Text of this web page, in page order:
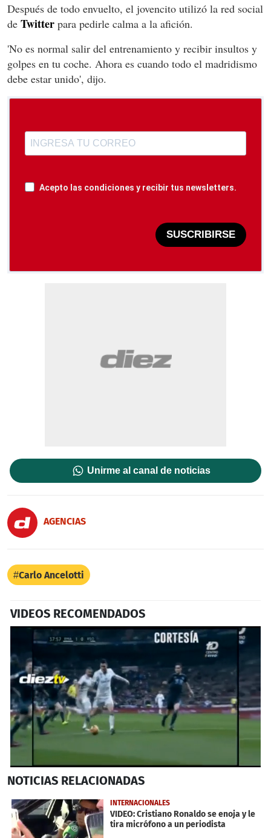
Después de todo envuelto, el jovencito utilizó la red social
de Twitter para pedirle calma a la afición.
'No es normal salir del entrenamiento y recibir insultos y
golpes en tu coche. Ahora es cuando todo el madridismo
debe estar unido', dijo.
Acepto las condiciones y recibir tus newsletters.
SUSCRIBIRSE
Unirme al canal de noticias
AGENCIAS
Carlo Ancelotti
VIDEOS RECOMENDADOS
seconds
1
minute,
23
seconds
NOTICIAS RELACIONADAS
INTERNACIONALES
VIDEO: Cristiano Ronaldo se enoja y le
tira micrófono a un periodista